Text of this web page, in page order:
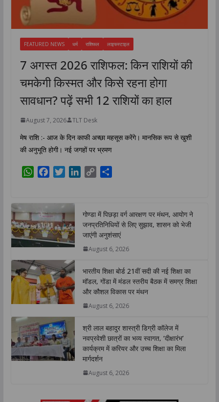
FEATURED NEWS धर्म राशिफल लाइफस्टाइल
7 अगस्त 2026 राशिफल: किन राशियों की
चमकेगी किस्मत और किसे रहना होगा
सावधान? पढ़ें सभी 12 राशियों का हाल
August 7, 2026 TLT Desk
मेष राशि :- आज के दिन काफी अच्छा महसूस करेंगे। मानसिक रूप से खुशी
की अनुभूति होगी। नई जगहों पर भ्रमण
W
s
A
p
b
o
o
t
e
r
e
d
n
L
i
k
e
गोण्डा में पिछड़ा वर्ग आरक्षण पर मंथन, आयोग ने
जनप्रतिनिधियों से लिए सुझाव, शासन को भेजी
जाएंगी अनुशंसाएं
August 6, 2026
भारतीय शिक्षा बोर्ड 21वीं सदी की नई शिक्षा का
मॉडल, गोंडा में मंडल स्तरीय बैठक में समग्र शिक्षा
और कौशल विकास पर मंथन
August 6, 2026
श्री लाल बहादुर शास्त्री डिग्री कॉलेज में
नवप्रवेशी छात्रों का भव्य स्वागत, ‘दीक्षारंभ’
कार्यक्रम में करियर और उच्च शिक्षा का मिला
मार्गदर्शन
August 6, 2026